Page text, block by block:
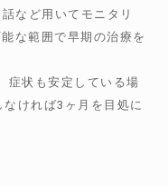
など用いてモニタリ
な範囲で早期の治療を
症状も安定している場
ければ3ヶ月を目処に